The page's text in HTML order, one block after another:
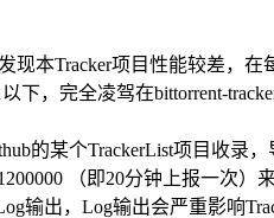
现本Tracker项目性能较差，
下，完全凌驾在bittorrent-
的某个TrackerList项目收录
（即20分钟上报一次
输出，Log输出会严重影响